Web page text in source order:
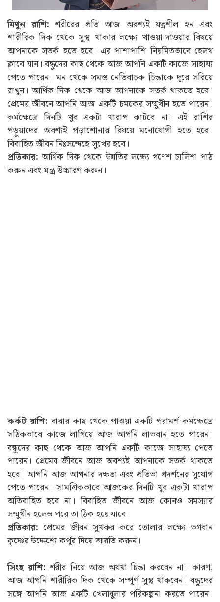
মিথুন রাশি: শরীরের প্রতি আজ অবশ্যই যত্নশীল হন এবং
শারীরিক দিক থেকে সুস্থ থাকার লক্ষ্যে খাওয়া-দাওয়ার বিষয়ে
আপনাকে সতর্ক হতে হবে। এর পাশাপাশি নিয়মিতভাবে হেলথ
ক্লাবে যান। বন্ধুদের কাছ থেকে আজ আপনি একটি কাজে সাহায্য
পেতে পারেন। মন থেকে সমস্ত নেতিবাচক চিন্তাকে দূরে সরিয়ে
রাখুন। আর্থিক দিক থেকে আজ আপনাকে সতর্ক থাকতে হবে।
প্রেমের জীবনে আপনি আজ একটি চমকের সম্মুখীন হতে পারেন।
কর্মক্ষেত্রে দিনটি খুব একটা খারাপ কাটবে না। এই রাশির
পড়ুয়াদের অবশ্যই পড়াশোনার বিষয়ে মনোযোগী হতে হবে।
বিবাহিত জীবন নিঃসন্দেহে সুখের হবে।
প্রতিকার: আর্থিক দিক থেকে উন্নতির লক্ষ্যে গণেশ চালিশা পাঠ
করুন এবং মন্ত্র উচ্চারণ করুন।
কর্কট রাশি: বাবার কাছ থেকে পাওয়া একটি পরামর্শ কর্মক্ষেত্রে
সঠিকভাবে কাজে লাগিয়ে আজ আপনি লাভবান হতে পারেন।
বন্ধুদের কাছ থেকে আজ আপনি একটি কাজে সাহায্য পেতে
পারেন। প্রেমের জীবনে আজ অবশ্যই আপনাকে সতর্ক থাকতে
হবে। আপনি আজ আপনার দক্ষতা এবং প্রতিভা প্রদর্শনের সুযোগ
পেতে পারেন। সামগ্রিকভাবে আজকের দিনটি খুব একটা খারাপ
অতিবাহিত হবে না। বিবাহিত জীবনে আজ কোনও সমস্যার
সম্মুখীন হলেও পরে তা ঠিক হয়ে যাবে।
প্রতিকার: প্রেমের জীবন সুখকর করে তোলার লক্ষ্যে ভগবান
কৃষ্ণের উদ্দেশ্যে কর্পূর দিয়ে আরতি করুন।
সিংহ রাশি: শরীর নিয়ে আজ অযথা চিন্তা করবেন না। কারণ,
আজ আপনি শারীরিক দিক থেকে সম্পূর্ণ সুস্থ থাকবেন। বন্ধুদের
সঙ্গে আপনি আজ একটি খেলাধুলার পরিকল্পনা করতে পারেন।